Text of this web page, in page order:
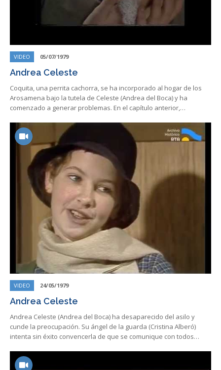
VIDEO 05/07/1979
Andrea Celeste
Coquita, una perrita cachorra, se ha incorporado al hogar de los
Arosamena bajo la tutela de Celeste (Andrea del Boca) y ha
comenzado a generar problemas. En el capítulo anterior,…
VIDEO 24/05/1979
Andrea Celeste
Andrea Celeste (Andrea del Boca) ha desaparecido del asilo y
cunde la preocupación. Su ángel de la guarda (Cristina Alberó)
intenta sin éxito convencerla de que se comunique con todos…